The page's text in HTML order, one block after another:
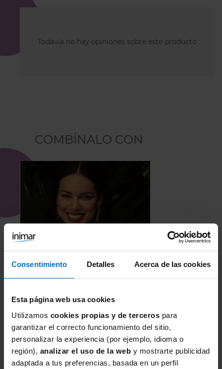
Consentimiento Detalles Acerca de las cookies
Esta página web usa cookies
Utilizamos cookies propias y de terceros para
garantizar el correcto funcionamiento del sitio,
personalizar la experiencia (por ejemplo, idioma o
región), analizar el uso de la web y mostrarte publicidad
adaptada a tus preferencias, basada en un perfil
Todavía no hay opiniones sobre este producto
COMBÍNALO CON
BAÑO ROSA FAIA
Parte de arriba bikini Rosa Faia Mix & Match Hermine
8411 Negro